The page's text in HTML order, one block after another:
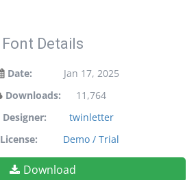
Font Details
Date:
Jan 17, 2025
Downloads:
11,764
Designer:
twinletter
License:
Demo / Trial
Download